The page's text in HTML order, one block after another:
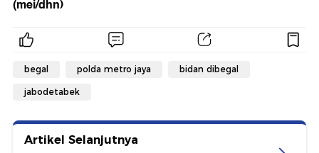
(mei/dhn)
begal polda metro jaya bidan dibegal
jabodetabek
Artikel Selanjutnya